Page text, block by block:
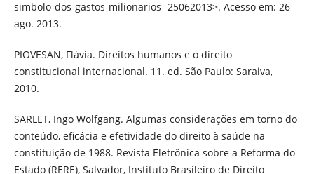
simbolo-dos-gastos-milionarios- 25062013>. Acesso em: 26
ago. 2013.
PIOVESAN, Flávia. Direitos humanos e o direito
constitucional internacional. 11. ed. São Paulo: Saraiva,
2010.
SARLET, Ingo Wolfgang. Algumas considerações em torno do
conteúdo, eficácia e efetividade do direito à saúde na
constituição de 1988. Revista Eletrônica sobre a Reforma do
Estado (RERE), Salvador, Instituto Brasileiro de Direito